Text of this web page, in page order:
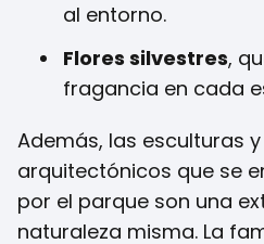
al entorno.
Flores silvestres,
fragancia en cada
Además, las esculturas
arquitectónicos que se
por el parque son una
naturaleza misma. La